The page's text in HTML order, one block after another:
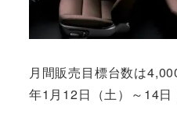
月間販売目標台数は
年1月12日（土）～14日